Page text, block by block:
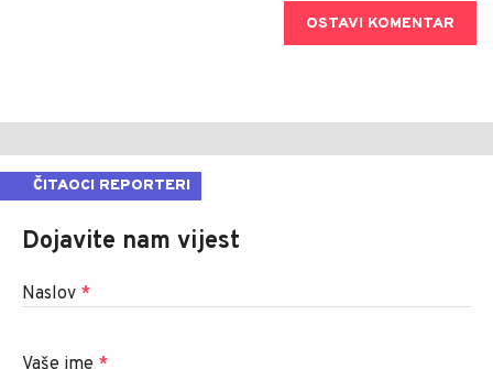
OSTAVI KOMENTAR
ČITAOCI REPORTERI
Dojavite nam vijest
Naslov *